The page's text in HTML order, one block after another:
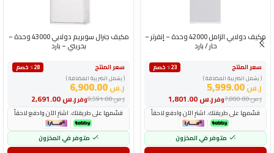
مكيف دولابي الزامل 42000 وحدة – إنفرتر –
حار / بارد
سعر المنتج
٪23 خصم
( يشمل الضريبة المضافة )
ر.س5,999.00
وفرر.س ر.س7,800.00
قسّمها على طريقتك. اشترِ الآن وادفع لاحقاً
متوفر في المخزون
مكيف جنرال سوبريم دولابي 43000 وحدة –
بحريني – بارد
سعر المنتج
٪28 خصم
( يشمل الضريبة المضافة )
ر.س6,900.00
وفرر.س ر.س9,591.00
قسّمها على طريقتك. اشترِ الآن وادفع لاحقاً
متوفر في المخزون